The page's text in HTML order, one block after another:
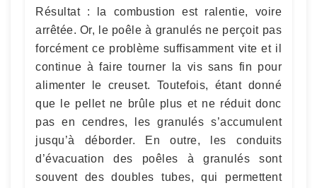
Résultat : la combustion est ralentie, voire
arrêtée. Or, le poêle à granulés ne perçoit pas
forcément ce problème suffisamment vite et il
continue à faire tourner la vis sans fin pour
alimenter le creuset. Toutefois, étant donné
que le pellet ne brûle plus et ne réduit donc
pas en cendres, les granulés s’accumulent
jusqu’à déborder. En outre, les conduits
d’évacuation des poêles à granulés sont
souvent des doubles tubes, qui permettent